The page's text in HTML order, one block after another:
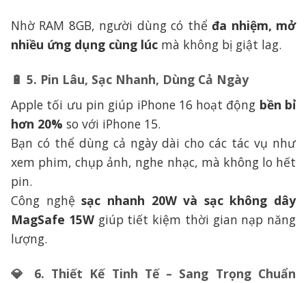
Nhờ RAM 8GB, người dùng có thểđa nhiệm, mở
nhiều ứng dụng cùng lúc mà không bị giật lag.
🔋 5. Pin Lâu, Sạc Nhanh, Dùng Cả Ngày
Apple tối ưu pin giúp iPhone 16 hoạt động bền bỉ
hơn 20% so với iPhone 15.
Bạn có thể dùng cả ngày dài cho các tác vụ như
xem phim, chụp ảnh, nghe nhạc, mà không lo hết
pin.
Công nghệsạc nhanh 20W và sạc không dây
MagSafe 15Wgiúp tiết kiệm thời gian nạp năng
lượng.
💎 6. Thiết Kế Tinh Tế – Sang Trọng Chuẩn